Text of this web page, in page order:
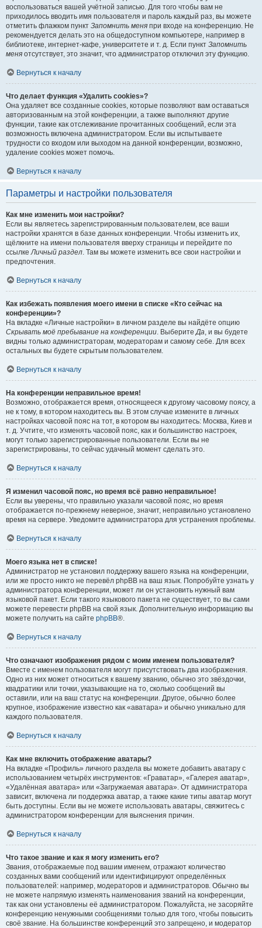
воспользоваться вашей учётной записью. Для того чтобы вам не
приходилось вводить имя пользователя и пароль каждый раз, вы можете
отметить флажком пункт Запомнить меня при входе на конференцию. Не
рекомендуется делать это на общедоступном компьютере, например в
библиотеке, интернет-кафе, университете и т. д. Если пункт Запомнить
меня отсутствует, это значит, что администратор отключил эту функцию.
Вернуться к началу
Что делает функция «Удалить cookies»?
Она удаляет все созданные cookies, которые позволяют вам оставаться
авторизованным на этой конференции, а также выполняют другие
функции, такие как отслеживание прочитанных сообщений, если эта
возможность включена администратором. Если вы испытываете
трудности со входом или выходом на данной конференции, возможно,
удаление cookies может помочь.
Вернуться к началу
Параметры и настройки пользователя
Как мне изменить мои настройки?
Если вы являетесь зарегистрированным пользователем, все ваши
настройки хранятся в базе данных конференции. Чтобы изменить их,
щёлкните на имени пользователя вверху страницы и перейдите по
ссылкеЛичный раздел. Там вы можете изменить все свои настройки и
предпочтения.
Вернуться к началу
Как избежать появления моего имени в списке «Кто сейчас на
конференции»?
На вкладке «Личные настройки» в личном разделе вы найдёте опцию
Скрывать моё пребывание на конференции. ВыберитеДа, и вы будете
видны только администраторам, модераторам и самому себе. Для всех
остальных вы будете скрытым пользователем.
Вернуться к началу
На конференции неправильное время!
Возможно, отображается время, относящееся к другому часовому поясу, а
не к тому, в котором находитесь вы. В этом случае измените в личных
настройках часовой пояс на тот, в котором вы находитесь: Москва, Киев и
т. д. Учтите, что изменять часовой пояс, как и большинство настроек,
могут только зарегистрированные пользователи. Если вы не
зарегистрированы, то сейчас удачный момент сделать это.
Вернуться к началу
Я изменил часовой пояс, но время всё равно неправильное!
Если вы уверены, что правильно указали часовой пояс, но время
отображается по-прежнему неверное, значит, неправильно установлено
время на сервере. Уведомите администратора для устранения проблемы.
Вернуться к началу
Моего языка нет в списке!
Администратор не установил поддержку вашего языка на конференции,
или же просто никто не перевёл phpBB на ваш язык. Попробуйте узнать у
администратора конференции, может ли он установить нужный вам
языковой пакет. Если такого языкового пакета не существует, то вы сами
можете перевести phpBB на свой язык. Дополнительную информацию вы
можете получить на сайте phpBB®.
Вернуться к началу
Что означают изображения рядом с моим именем пользователя?
Вместе с именем пользователя могут присутствовать два изображения.
Одно из них может относиться к вашему званию, обычно это звёздочки,
квадратики или точки, указывающие на то, сколько сообщений вы
оставили, или на ваш статус на конференции. Другое, обычно более
крупное, изображение известно как «аватара» и обычно уникально для
каждого пользователя.
Вернуться к началу
Как мне включить отображение аватары?
На вкладке «Профиль» личного раздела вы можете добавить аватару с
использованием четырёх инструментов: «Граватар», «Галерея аватар»,
«Удалённая аватара» или «Загружаемая аватара». От администратора
зависит, включена ли поддержка аватар, а также какие типы аватар могут
быть доступны. Если вы не можете использовать аватары, свяжитесь с
администратором конференции для выяснения причин.
Вернуться к началу
Что такое звание и как я могу изменить его?
Звания, отображаемые под вашим именем, отражают количество
созданных вами сообщений или идентифицируют определённых
пользователей: например, модераторов и администраторов. Обычно вы
не можете напрямую изменять наименования званий на конференции,
так как они установлены её администратором. Пожалуйста, не засоряйте
конференцию ненужными сообщениями только для того, чтобы повысить
своё звание. На большинстве конференций это запрещено, и модератор